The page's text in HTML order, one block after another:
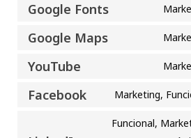
Google Fonts
Google Maps
YouTube
Facebook Marketing,
Funcional,